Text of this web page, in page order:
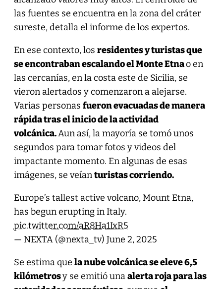
las fuentes se encuentra en la zona del cráter
sureste, detalla el informe de los expertos.
En ese contexto, los residentes y turistas que
se encontraban escalando el Monte Etnao en
las cercanías, en la costa este de Sicilia, se
vieron alertados y comenzaron a alejarse.
Varias personas fueron evacuadas de manera
rápida tras el inicio de la actividad
volcánica.Aun así, la mayoría se tomó unos
segundos para tomar fotos y videos del
impactante momento. En algunas de esas
imágenes, se veíanturistas corriendo.
Europe’s tallest active volcano, Mount Etna,
has begun erupting in Italy.
pic.twitter.com/aR8Ha1IxR5
— NEXTA (@nexta_tv) June 2, 2025
Se estima que la nube volcánica se eleve 6,5
kilómetrosy se emitió unaalerta roja para las